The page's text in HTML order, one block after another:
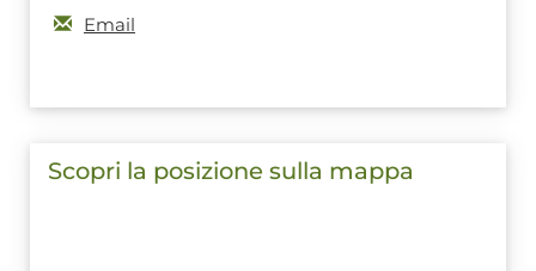
Email
Scopri la posizione sulla mappa